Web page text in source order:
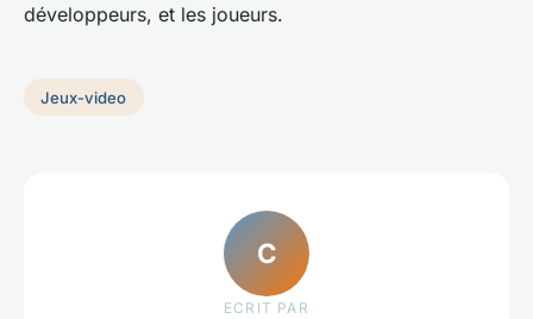
développeurs, et les joueurs.
Jeux-video
C
ECRIT PAR